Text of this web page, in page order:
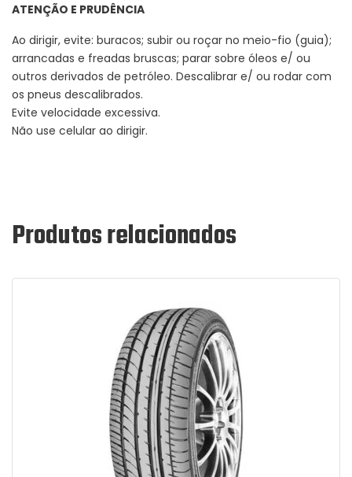
ATENÇÃO E PRUDÊNCIA
Ao dirigir, evite: buracos; subir ou roçar no meio-fio (guia);
arrancadas e freadas bruscas; parar sobre óleos e/ ou
outros derivados de petróleo. Descalibrar e/ ou rodar com
os pneus descalibrados.
Evite velocidade excessiva.
Não use celular ao dirigir.
Produtos relacionados